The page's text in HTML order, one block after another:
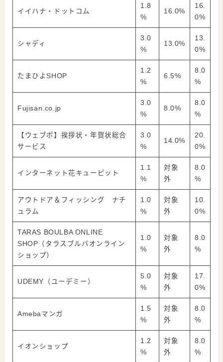
イイハナ・ドットコム
1.8
%
16.0%
16.
0%
シャディ
3.0
%
13.0%
13.
0%
たまひよSHOP
1.2
%
6.5%
8.0
%
Fujisan.co.jp
3.0
%
8.0%
8.0
%
【ウェブポ】挨拶状・年賀状総合
サービス
3.0
%
14.0%
20.
0%
インターネット花キューピット
1.1
%
対象
外
8.0
%
アウトドア＆フィッシング ナチ
ュラム
1.0
%
対象
外
10.
0%
TARAS BOULBA ONLINE
SHOP（タラスブルバオンライン
ショップ）
1.0
%
対象
外
8.0
%
UDEMY（ユーデミー）
5.0
%
対象
外
17.
0%
Amebaマンガ
1.5
%
対象
外
8.0
%
イオンショップ
1.2
%
対象
外
8.0
%